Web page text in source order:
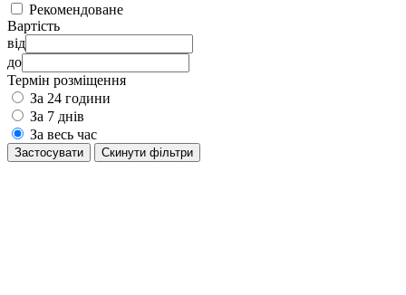
Рекомендоване
Вартість
від
до
Термін розміщення
За 24 години
За 7 днів
За весь час
Застосувати Cкинути фільтри